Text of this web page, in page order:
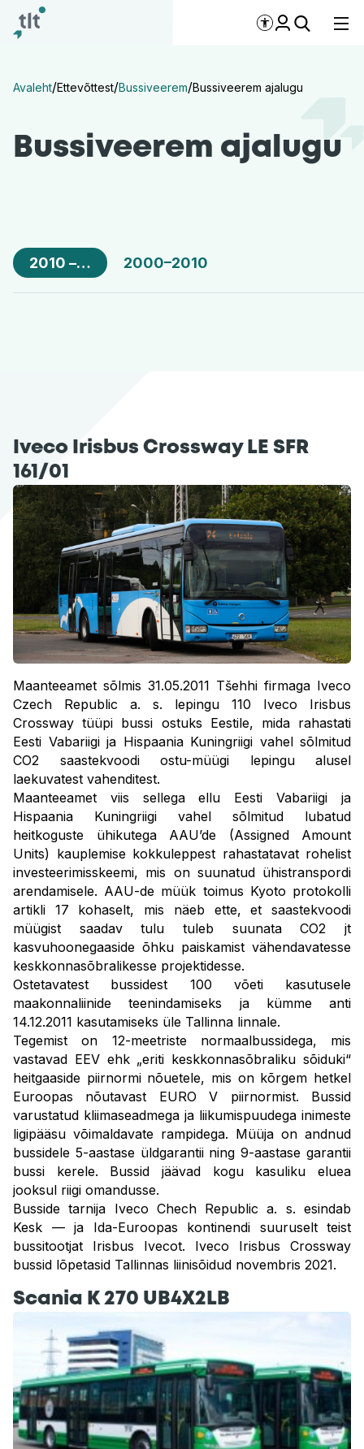
Liigu põhisisu juurde
Digiligipääsetavus
Avaleht/Ettevõttest/Bussiveerem/Bussiveerem ajalugu
Bussiveerem ajalugu
2010 –… 2000–2010
Iveco Irisbus Crossway LE SFR
161/01
Maanteeamet sõlmis 31.05.2011 Tšehhi firmaga Iveco
Czech Republic a. s. lepingu 110 Iveco Irisbus
Crossway tüüpi bussi ostuks Eestile, mida rahastati
Eesti Vabariigi ja Hispaania Kuningriigi vahel sõlmitud
CO2 saastekvoodi ostu-müügi lepingu alusel
laekuvatest vahenditest.
Maanteeamet viis sellega ellu Eesti Vabariigi ja
Hispaania Kuningriigi vahel sõlmitud lubatud
heitkoguste ühikutega AAU’de (Assigned Amount
Units) kauplemise kokkuleppest rahastatavat rohelist
investeerimisskeemi, mis on suunatud ühistranspordi
arendamisele. AAU-de müük toimus Kyoto protokolli
artikli 17 kohaselt, mis näeb ette, et saastekvoodi
müügist saadav tulu tuleb suunata CO2 jt
kasvuhoonegaaside õhku paiskamist vähendavatesse
keskkonnasõbralikesse projektidesse.
Ostetavatest bussidest 100 võeti kasutusele
maakonnaliinide teenindamiseks ja kümme anti
14.12.2011 kasutamiseks üle Tallinna linnale.
Tegemist on 12-meetriste normaalbussidega, mis
vastavad EEV ehk „eriti keskkonnasõbraliku sõiduki“
heitgaaside piirnormi nõuetele, mis on kõrgem hetkel
Euroopas nõutavast EURO V piirnormist. Bussid
varustatud kliimaseadmega ja liikumispuudega inimeste
ligipääsu võimaldavate rampidega. Müüja on andnud
bussidele 5-aastase üldgarantii ning 9-aastase garantii
bussi kerele. Bussid jäävad kogu kasuliku eluea
jooksul riigi omandusse.
Busside tarnija Iveco Chech Republic a. s. esindab
Kesk — ja Ida-Euroopas kontinendi suuruselt teist
bussitootjat Irisbus Ivecot. Iveco Irisbus Crossway
bussid lõpetasid Tallinnas liinisõidud novembris 2021.
Scania K 270 UB4X2LB